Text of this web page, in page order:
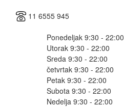
11 6555 945
Ponedeljak 9:30 - 22:00
Utorak 9:30 - 22:00
Sreda 9:30 - 22:00
četvrtak 9:30 - 22:00
Petak 9:30 - 22:00
Subota 9:30 - 22:00
Nedelja 9:30 - 22:00